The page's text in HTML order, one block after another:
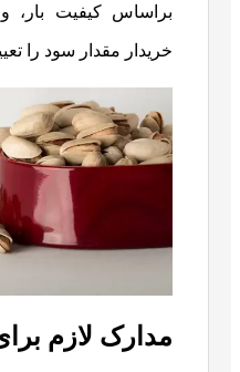
براساس کیفیت بار،
خریدار مقدار سود را
مدارک لازم